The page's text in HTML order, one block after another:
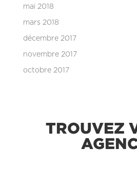
mai 2018
mars 2018
décembre 2017
novembre 2017
octobre 2017
TROUVEZ